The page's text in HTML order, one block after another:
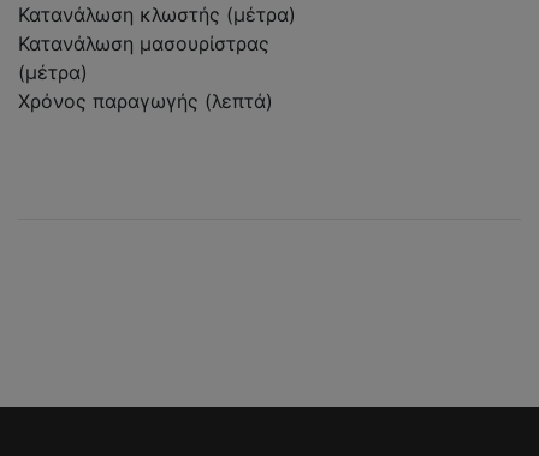
Κατανάλωση κλωστής (μέτρα)
Κατανάλωση μασουρίστρας
(μέτρα)
Χρόνος παραγωγής (λεπτά)